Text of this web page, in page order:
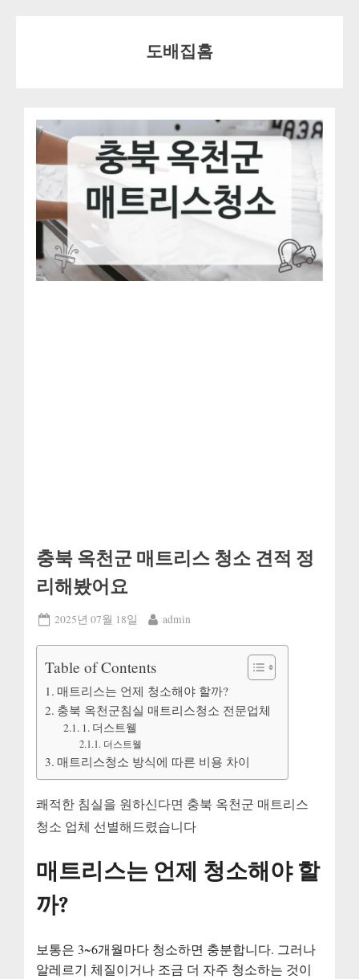
도배집홈
충북 옥천군 매트리스 청소 견적 정
리해봤어요
Posted
2025년 07월 18일 By
admin
Table of Contents
매트리스는 언제 청소해야 할까?
충북 옥천군침실 매트리스청소 전문업체
1. 더스트웰
더스트웰
매트리스청소 방식에 따른 비용 차이
쾌적한 침실을 원하신다면 충북 옥천군 매트리스
청소 업체 선별해드렸습니다
매트리스는 언제 청소해야 할
까?
보통은 3~6개월마다 청소하면 충분합니다. 그러나
알레르기 체질이거나 조금 더 자주 청소하는 것이